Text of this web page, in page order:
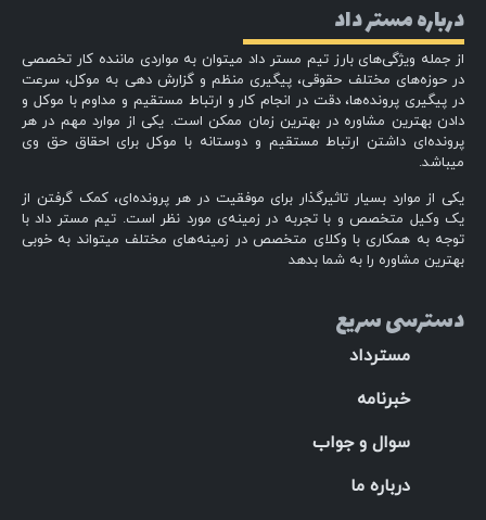
درباره مستر داد
از جمله ویژگی‌های بارز تیم مستر داد میتوان به مواردی ماننده کار تخصصی
در حوزه‌های مختلف حقوقی، پیگیری منظم و گزارش دهی به موکل، سرعت
در پیگیری پرونده‌ها، دقت در انجام کار و ارتباط مستقیم و مداوم با موکل و
دادن بهترین مشاوره در بهترین زمان ممکن است. یکی از موارد مهم در هر
پرونده‌ای داشتن ارتباط مستقیم و دوستانه با موکل برای احقاق حق وی
میباشد.
یکی از موارد بسیار تاثیرگذار برای موفقیت در هر پرونده‌ای، کمک گرفتن از
یک وکیل متخصص و با تجربه در زمینه‌ی مورد نظر است. تیم مستر داد با
توجه به همکاری با وکلای متخصص در زمینه‌های مختلف میتواند به خوبی
بهترین مشاوره را به شما بدهد
دسترسی سریع
مسترداد
خبرنامه
سوال و جواب
درباره ما